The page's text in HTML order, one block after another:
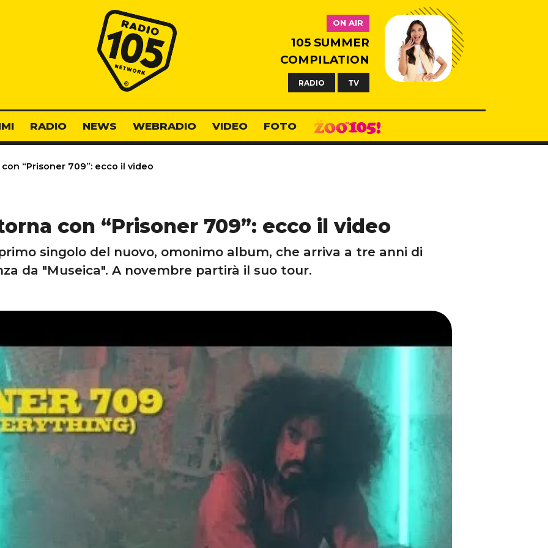
Radio 105
ON AIR
105 SUMMER
COMPILATION
RADIO TV
RADIO NEWS WEBRADIO VIDEO FOTO
“Prisoner 709”: ecco il video
con “Prisoner 709”: ecco il video
singolo del nuovo, omonimo album, che arriva a tre anni di
da "Museica". A novembre partirà il suo tour.